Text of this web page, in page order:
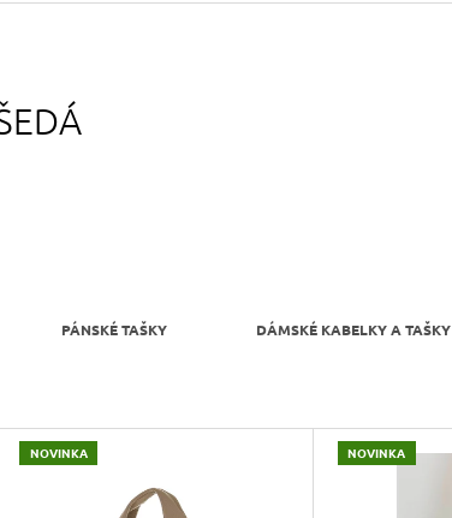
PÁNSKÉ TAŠKY DÁMSKÉ KABELKY A TAŠKY
NOVINKA NOVINKA